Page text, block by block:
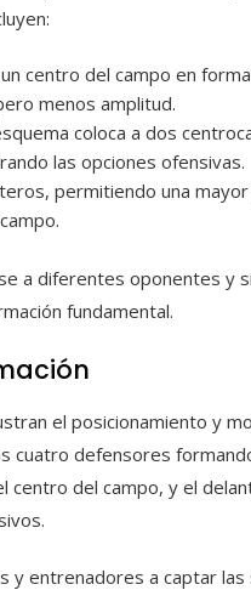
centro del campo en
menos amplitud.
coloca a dos
las opciones ofensivas.
permitiendo una
a diferentes oponentes y
fundamental.
el posicionamiento y
cuatro defensores
centro del campo, y el
y entrenadores a captar